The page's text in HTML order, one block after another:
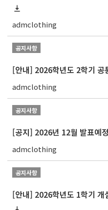
admclothing
공지사항
admclothing
공지사항
[공지] 2026년 12월 발표예
admclothing
공지사항